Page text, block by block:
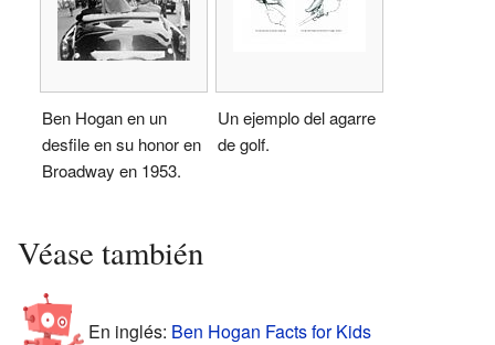
Ben Hogan en un
desfile en su honor en
Broadway en 1953.
Un ejemplo del agarre
de golf.
Véase también
En inglés: Ben Hogan Facts for Kids